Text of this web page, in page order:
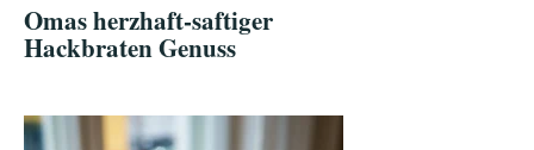
Omas herzhaft-saftiger
Hackbraten Genuss